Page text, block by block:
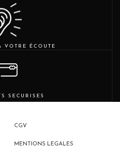
VOTRE ÉCOUTE
SECURISES
CGV
MENTIONS LEGALES